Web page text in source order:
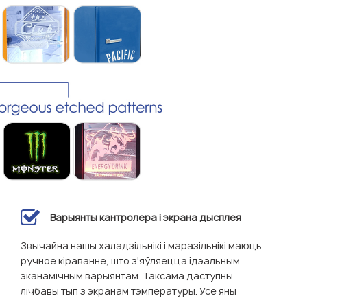
Варыянты кантролера і экрана дысплея
Звычайна нашы халадзільнікі і маразільнікі маюць
ручное кіраванне, што з'яўляецца ідэальным
эканамічным варыянтам. Таксама даступны
лічбавы тып з экранам тэмпературы. Усе яны